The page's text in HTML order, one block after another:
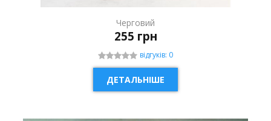
Черговий
255 грн
відгуків: 0
ДЕТАЛЬНІШЕ